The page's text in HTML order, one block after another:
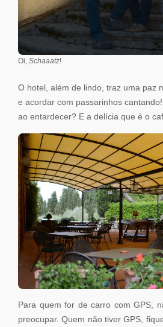
Oi, Schaaatz!
O hotel, além de lindo, traz uma paz
e acordar com passarinhos
ao entardecer? E a delícia que é o
Para quem for de carro com GPS,
preocupar. Quem não tiver GPS,